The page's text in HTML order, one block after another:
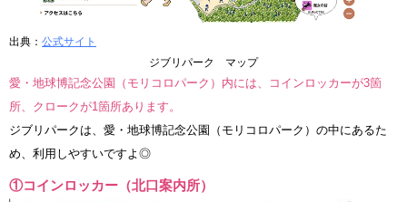
出典： 公式サイト
ジブリパーク マップ
愛・地球博記念公園（モリコロパーク）内には、コインロッカーが3箇
所、クロークが1箇所あります。
ジブリパークは、愛・地球博記念公園（モリコロパーク）の中にあるた
め、利用しやすいですよ◎
①コインロッカー（北口案内所）